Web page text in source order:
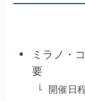
ミラノ・
要
開催日